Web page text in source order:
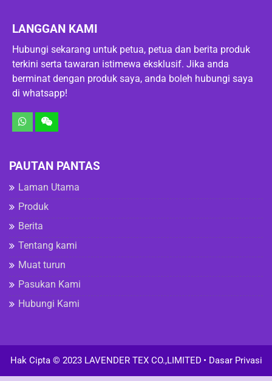
LANGGAN KAMI
Hubungi sekarang untuk petua, petua dan berita produk
terkini serta tawaran istimewa eksklusif. Jika anda
berminat dengan produk saya, anda boleh hubungi saya
di whatsapp!
PAUTAN PANTAS
Laman Utama
Produk
Berita
Tentang kami
Muat turun
Pasukan Kami
Hubungi Kami
Hak Cipta © 2023 LAVENDER TEX CO.,LIMITED • Dasar Privasi